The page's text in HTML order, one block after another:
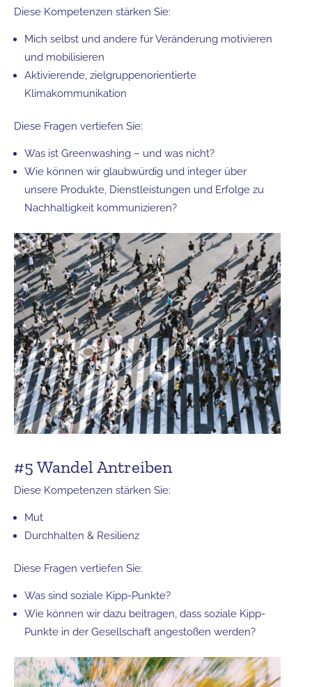
Diese Kompetenzen stärken Sie:
Mich selbst und andere für Veränderung motivieren
und mobilisieren
Aktivierende, zielgruppenorientierte
Klimakommunikation
Diese Fragen vertiefen Sie:
Was ist Greenwashing – und was nicht?
Wie können wir glaubwürdig und integer über
unsere Produkte, Dienstleistungen und Erfolge zu
Nachhaltigkeit kommunizieren?
#5 Wandel Antreiben
Diese Kompetenzen stärken Sie:
Mut
Durchhalten & Resilienz
Diese Fragen vertiefen Sie:
Was sind soziale Kipp-Punkte?
Wie können wir dazu beitragen, dass soziale Kipp-
Punkte in der Gesellschaft angestoßen werden?